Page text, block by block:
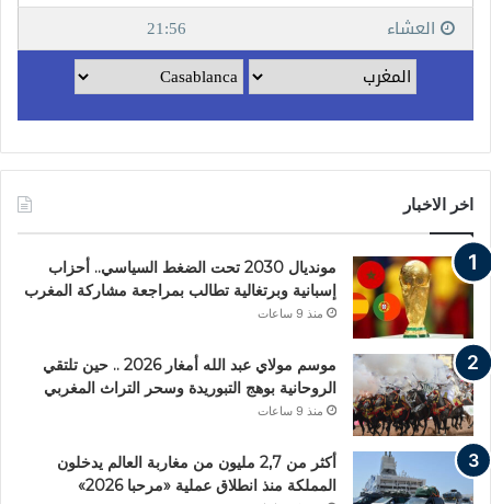
اخر الاخبار
مونديال 2030 تحت الضغط السياسي.. أحزاب
إسبانية وبرتغالية تطالب بمراجعة مشاركة المغرب
منذ 9 ساعات
موسم مولاي عبد الله أمغار 2026 .. حين تلتقي
الروحانية بوهج التبوريدة وسحر التراث المغربي
منذ 9 ساعات
أكثر من 2,7 مليون من مغاربة العالم يدخلون
المملكة منذ انطلاق عملية «مرحبا 2026»